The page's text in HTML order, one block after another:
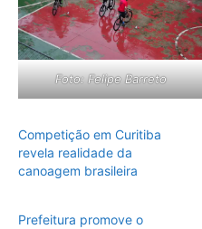
Foto: Felipe Barreto
Competição em Curitiba
revela realidade da
canoagem brasileira
Prefeitura promove o